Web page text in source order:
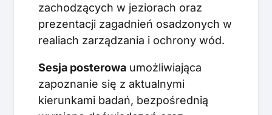
zachodzących w jeziorach oraz
prezentacji zagadnień osadzonych w
realiach zarządzania i ochrony wód.
Sesja posterowa umożliwiająca
zapoznanie się z aktualnymi
kierunkami badań, bezpośrednią